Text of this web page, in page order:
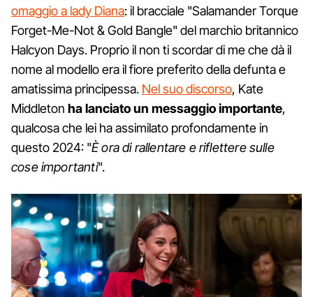
omaggio a lady Diana: il bracciale "Salamander Torque
Forget-Me-Not & Gold Bangle" del marchio britannico
Halcyon Days. Proprio il non ti scordar di me che dà il
nome al modello era il fiore preferito della defunta e
amatissima principessa. Nel suo discorso, Kate
Middleton ha lanciato un messaggio importante,
qualcosa che lei ha assimilato profondamente in
questo 2024: "È ora di rallentare e riflettere sulle
cose importanti".